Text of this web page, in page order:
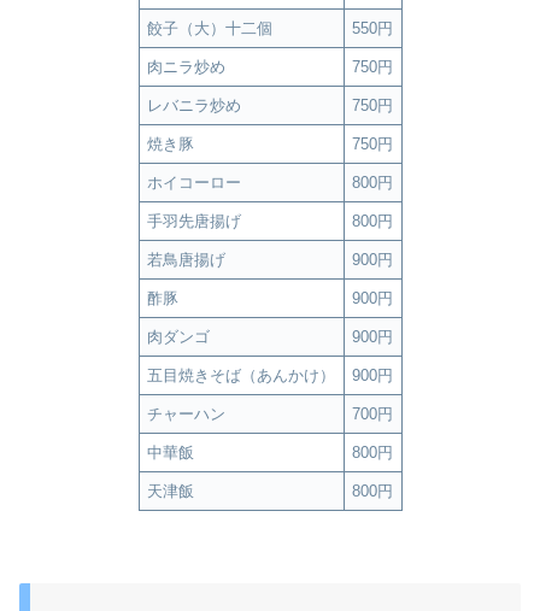
餃子（大）十二個 550円
肉ニラ炒め 750円
レバニラ炒め 750円
焼き豚 750円
ホイコーロー 800円
手羽先唐揚げ 800円
若鳥唐揚げ 900円
酢豚 900円
肉ダンゴ 900円
五目焼きそば（あんかけ） 900円
チャーハン 700円
中華飯 800円
天津飯 800円